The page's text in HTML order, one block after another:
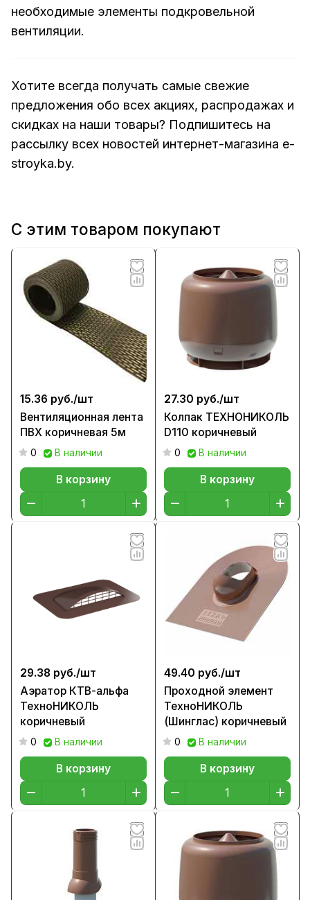
необходимые элементы подкровельной
вентиляции.
Хотите всегда получать самые свежие
предложения обо всех акциях, распродажах и
скидках на наши товары? Подпишитесь на
рассылку всех новостей интернет-магазина e-
stroyka.by.
С этим товаром покупают
15.36 руб./шт
Вентиляционная лента
ПВХ коричневая 5м
0 В наличии
В корзину
27.30 руб./шт
Колпак ТЕХНОНИКОЛЬ
D110 коричневый
0 В наличии
В корзину
29.38 руб./шт
Аэратор КТВ-альфа
ТехноНИКОЛЬ
коричневый
0 В наличии
В корзину
49.40 руб./шт
Проходной элемент
ТехноНИКОЛЬ
(Шинглас) коричневый
0 В наличии
В корзину